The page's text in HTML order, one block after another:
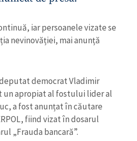
iar persoanele vizate se
nevinovăției, mai anunță
democrat Vladimir
un apropiat al fostului lider al
a fost anunțat în căutare
fiind vizat în dosarul
„Frauda bancară”.